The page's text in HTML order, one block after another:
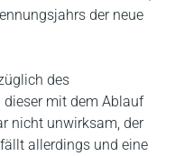
der neue
des
mit dem Ablauf
nicht unwirksam, der
allerdings und eine